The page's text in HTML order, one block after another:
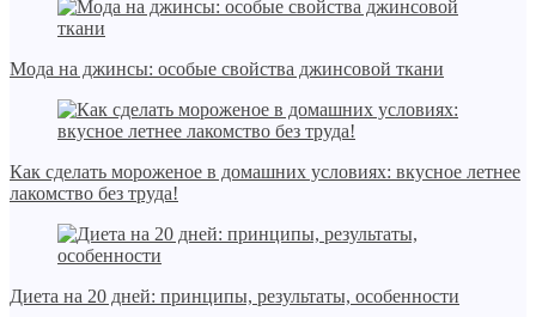
Мода на джинсы: особые свойства джинсовой ткани
Как сделать мороженое в домашних условиях: вкусное летнее
лакомство без труда!
Диета на 20 дней: принципы, результаты, особенности